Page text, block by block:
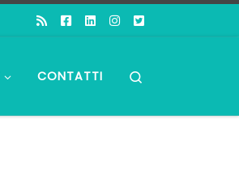
CONTATTI